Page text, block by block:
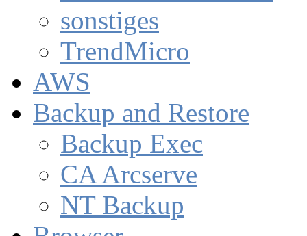
sonstiges
TrendMicro
AWS
Backup and Restore
Backup Exec
CA Arcserve
NT Backup